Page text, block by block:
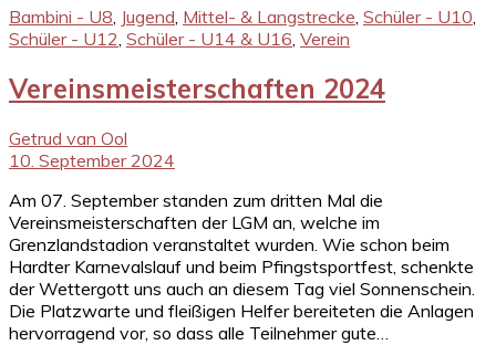
Bambini - U8, Jugend, Mittel- & Langstrecke, Schüler - U10,
Schüler - U12, Schüler - U14 & U16, Verein
Vereinsmeisterschaften 2024
Getrud van Ool
10. September 2024
Am 07. September standen zum dritten Mal die
Vereinsmeisterschaften der LGM an, welche im
Grenzlandstadion veranstaltet wurden. Wie schon beim
Hardter Karnevalslauf und beim Pfingstsportfest, schenkte
der Wettergott uns auch an diesem Tag viel Sonnenschein.
Die Platzwarte und fleißigen Helfer bereiteten die Anlagen
hervorragend vor, so dass alle Teilnehmer gute…